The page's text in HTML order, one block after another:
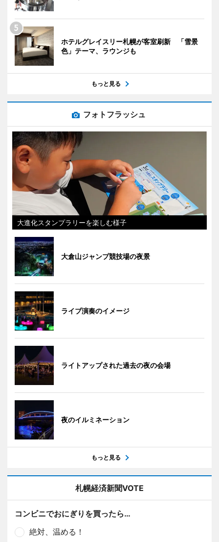
ホテルグレイスリー札幌が客室刷新 「雪景
色」テーマ、ラウンジも
もっと見る
フォトフラッシュ
大進化スタンプラリーを楽しむ様子
大倉山ジャンプ競技場の夜景
ライブ演奏のイメージ
ライトアップされた過去の夜の会場
夜のイルミネーション
もっと見る
札幌経済新聞VOTE
コンビニでおにぎりを買ったら…
絶対、温める！